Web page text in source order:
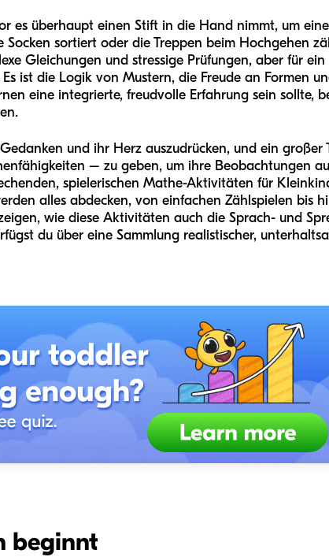
es überhaupt einen Stift in die Hand nimmt, um
sortiert oder die Treppen beim Hochgehen
Gleichungen und stressige Prüfungen, aber für
ist die Logik von Mustern, die Freude an Formen
eine integrierte, freudvolle Erfahrung sein sollte,
und ihr Herz auszudrücken, und ein großer
– zu geben, um ihre Beobachtungen
spielerischen Mathe-Aktivitäten für
alles abdecken, von einfachen Zählspielen bis
wie diese Aktivitäten auch die Sprach- und
du über eine Sammlung realistischer,
beginnt